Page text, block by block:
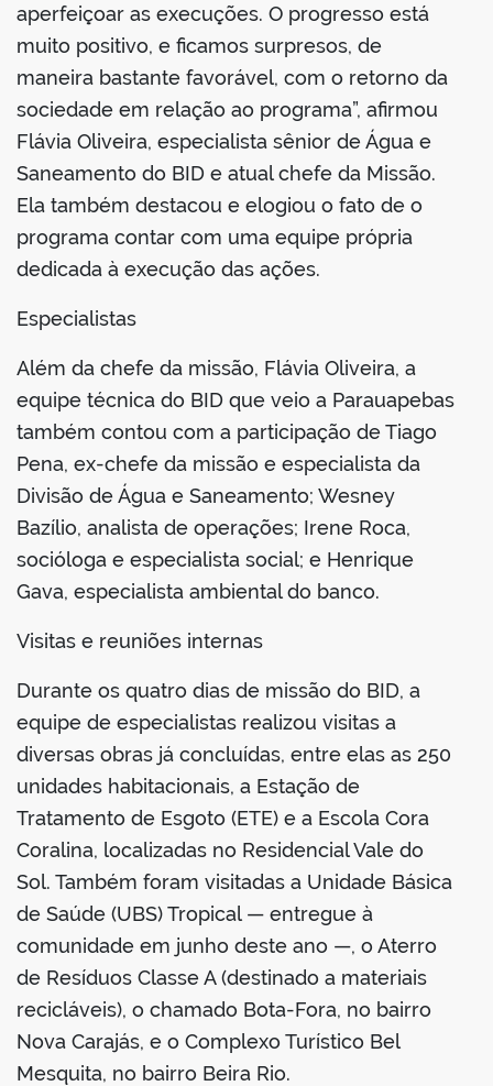
aperfeiçoar as execuções. O progresso está
muito positivo, e ficamos surpresos, de
maneira bastante favorável, com o retorno da
sociedade em relação ao programa”, afirmou
Flávia Oliveira, especialista sênior de Água e
Saneamento do BID e atual chefe da Missão.
Ela também destacou e elogiou o fato de o
programa contar com uma equipe própria
dedicada à execução das ações.
Especialistas
Além da chefe da missão, Flávia Oliveira, a
equipe técnica do BID que veio a Parauapebas
também contou com a participação de Tiago
Pena, ex-chefe da missão e especialista da
Divisão de Água e Saneamento; Wesney
Bazílio, analista de operações; Irene Roca,
socióloga e especialista social; e Henrique
Gava, especialista ambiental do banco.
Visitas e reuniões internas
Durante os quatro dias de missão do BID, a
equipe de especialistas realizou visitas a
diversas obras já concluídas, entre elas as 250
unidades habitacionais, a Estação de
Tratamento de Esgoto (ETE) e a Escola Cora
Coralina, localizadas no Residencial Vale do
Sol. Também foram visitadas a Unidade Básica
de Saúde (UBS) Tropical — entregue à
comunidade em junho deste ano —, o Aterro
de Resíduos Classe A (destinado a materiais
recicláveis), o chamado Bota-Fora, no bairro
Nova Carajás, e o Complexo Turístico Bel
Mesquita, no bairro Beira Rio.